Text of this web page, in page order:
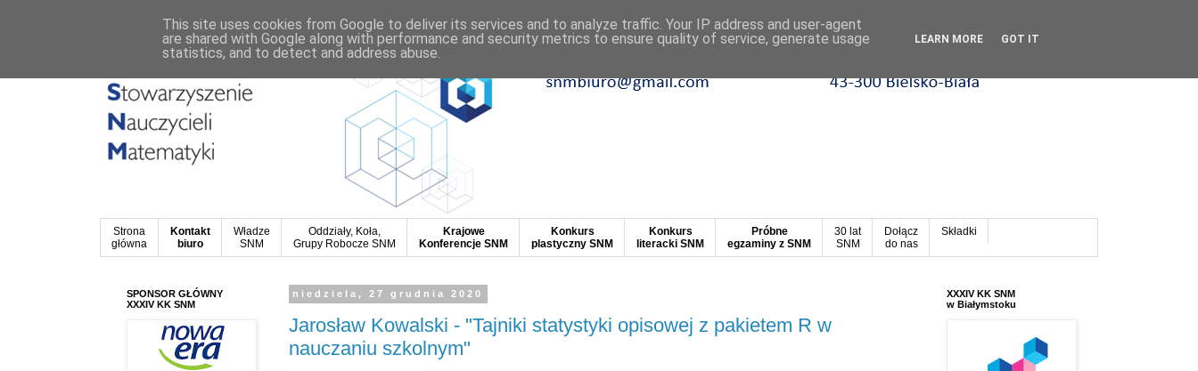
Strona
główna
Kontakt
biuro
Władze
SNM
Oddziały, Koła,
Grupy Robocze SNM
Krajowe
Konferencje SNM
Konkurs
plastyczny SNM
Konkurs
literacki SNM
Próbne
egzaminy z SNM
30 lat
SNM
Dołącz
do nas
Składki
niedziela, 27 grudnia 2020
Jarosław Kowalski - "Tajniki statystyki opisowej z pakietem R w
nauczaniu szkolnym"
SPONSOR GŁÓWNY
XXXIV KK SNM
XXXIV KK SNM
w Białymstoku
This site uses cookies from Google to deliver its services and to analyze traffic. Your IP address and user-agent
are shared with Google along with performance and security metrics to ensure quality of service, generate usage
statistics, and to detect and address abuse.
LEARN MORE GOT IT